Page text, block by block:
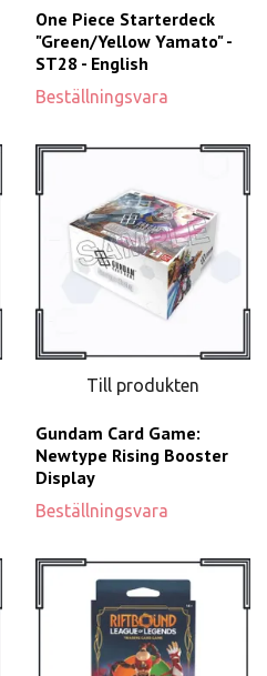
One Piece Starterdeck
"Green/Yellow Yamato" -
ST28 - English
Beställningsvara
Till produkten
Gundam Card Game:
Newtype Rising Booster
Display
Beställningsvara